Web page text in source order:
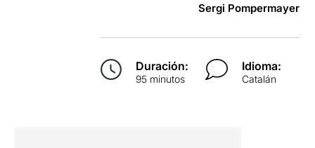
Sergi Pompermayer
Duración:
95 minutos
Idioma:
Catalán